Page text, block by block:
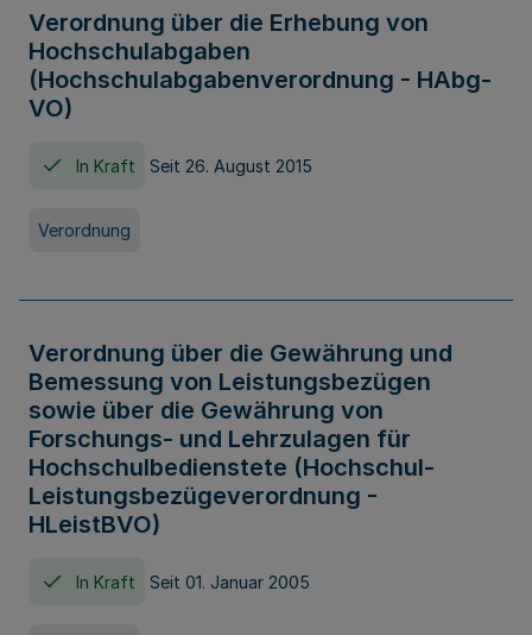
Verordnung über die Erhebung von
Hochschulabgaben
(Hochschulabgabenverordnung - HAbg-
VO)
In Kraft Seit 26. August 2015
Verordnung
Verordnung über die Gewährung und
Bemessung von Leistungsbezügen
sowie über die Gewährung von
Forschungs- und Lehrzulagen für
Hochschulbedienstete (Hochschul-
Leistungsbezügeverordnung -
HLeistBVO)
In Kraft Seit 01. Januar 2005